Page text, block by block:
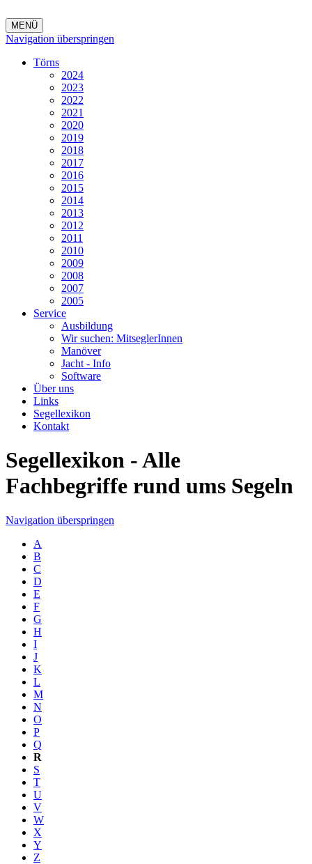
MENÜ
Navigation überspringen
Törns
2024
2023
2022
2021
2020
2019
2018
2017
2016
2015
2014
2013
2012
2011
2010
2009
2008
2007
2005
Service
Ausbildung
Wir suchen: MitseglerInnen
Manöver
Jacht - Info
Software
Über uns
Links
Segellexikon
Kontakt
Segellexikon - Alle
Fachbegriffe rund ums Segeln
Navigation überspringen
A
B
C
D
E
F
G
H
I
J
K
L
M
N
O
P
Q
R
S
T
U
V
W
X
Y
Z